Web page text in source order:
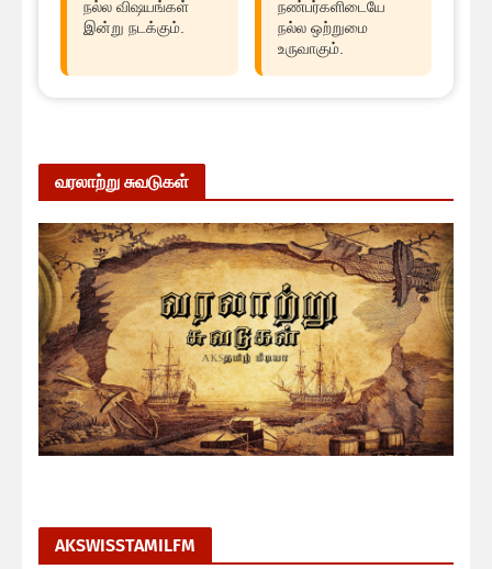
நல்ல விஷயங்கள்
இன்று நடக்கும்.
நண்பர்களிடையே
நல்ல ஒற்றுமை
உருவாகும்.
வரலாற்று சுவடுகள்
AKSWISSTAMILFM